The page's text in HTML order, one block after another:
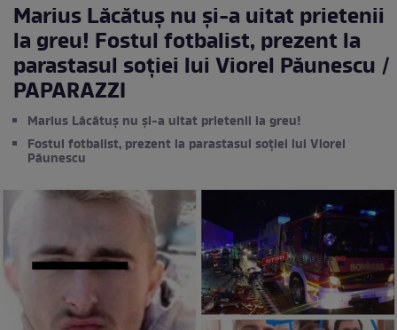
Marius Lăcătuș nu și-a uitat prietenii
la greu! Fostul fotbalist, prezent la
parastasul soției lui Viorel Păunescu /
PAPARAZZI
Marius Lăcătuș nu și-a uitat prietenii la greu!
Fostul fotbalist, prezent la parastasul soției lui Viorel
Păunescu